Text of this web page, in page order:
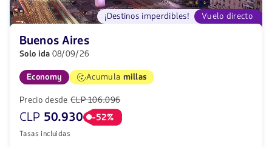
Vuelo directo
¡Destinos imperdibles!
Buenos Aires
Solo ida 08/09/26
Economy
Acumula millas
Precio desde CLP 106.096
CLP 50.930 -52%
Tasas incluidas